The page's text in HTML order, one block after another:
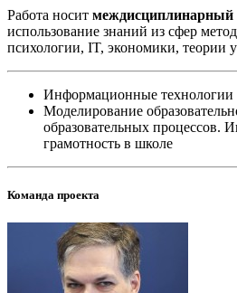
Работа носит междисциплинарный
использование знаний из сфер
психологии, IT, экономики, теории
Информационные технологии
Моделирование
образовательных процессов.
грамотность в школе
Команда проекта